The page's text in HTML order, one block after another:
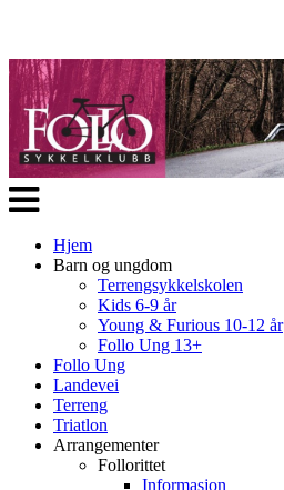
Veksle
navigasjon
Hjem
Barn og ungdom
Terrengsykkelskolen
Kids 6-9 år
Young & Furious 10-12 år
Follo Ung 13+
Follo Ung
Landevei
Terreng
Triatlon
Arrangementer
Follorittet
Informasjon